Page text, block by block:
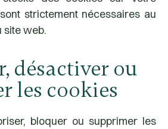
strictement nécessaires au
site web.
désactiver ou
les cookies
bloquer ou supprimer les